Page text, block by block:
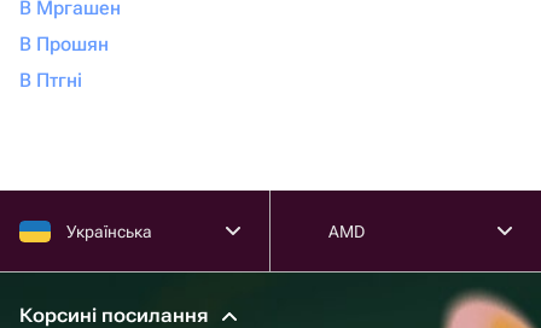
В Мргашен
В Прошян
В Птгні
Українська AMD
Корсині посилання